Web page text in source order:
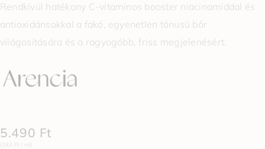
Rendkívül hatékony C-vitaminos booster niacinamiddal és
antioxidánsokkal a fakó, egyenetlen tónusú bőr
világosítására és a ragyogóbb, friss megjelenésért.
5.490 Ft
(183 Ft / ml)